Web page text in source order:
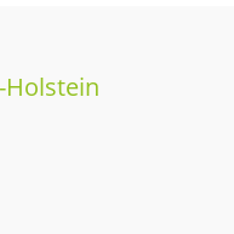
Holstein